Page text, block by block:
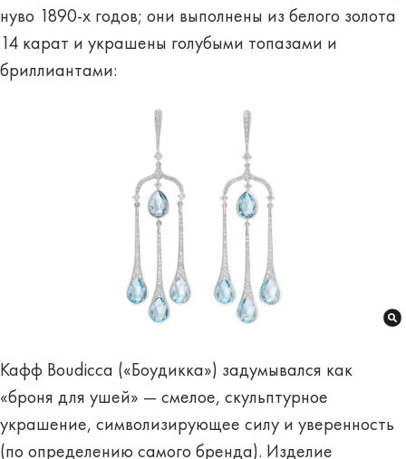
нуво 1890-х годов; они выполнены из белого золота
14 карат и украшены голубыми топазами и
бриллиантами:
Кафф Boudicca («Боудикка») задумывался как
«броня для ушей» — смелое, скульптурное
украшение, символизирующее силу и уверенность
(по определению самого бренда). Изделие